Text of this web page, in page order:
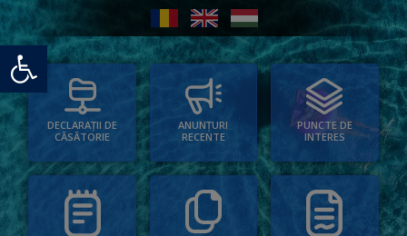
Deschide bara de unelte
DECLARAȚII DE
CĂSĂTORIE
ANUNȚURI
RECENTE
PUNCTE DE
INTERES